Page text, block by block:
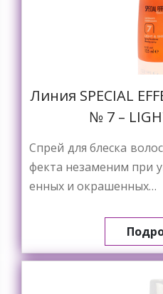
Линия SPECIAL
№ 7 –
Спрей для блеска
фекта незаменим при
енных и окрашенных…